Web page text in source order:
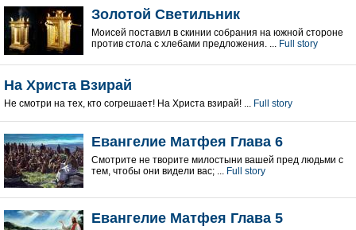
Золотой Светильник
Моисей поставил в скинии собрания на южной стороне
против стола с хлебами предложения. ... Full story
На Христа Взирай
Не смотри на тех, кто согрешает! На Христа взирай! ... Full story
Евангелие Матфея Глава 6
Смотрите не творите милостыни вашей пред людьми с
тем, чтобы они видели вас; ... Full story
Евангелие Матфея Глава 5